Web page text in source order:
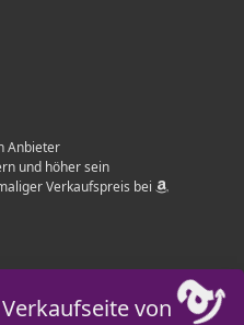
Anbieter
und höher sein
Verkaufspreis bei
von